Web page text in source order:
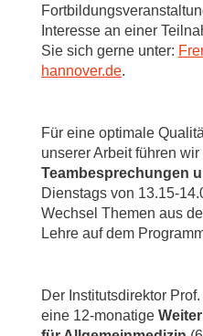
Interesse an einer
Sie sich gerne unter:
hannover.de.
Für eine optimale
unserer Arbeit führen
Teambesprechungen
Dienstags von 13.15-
Wechsel Themen aus
Lehre auf dem
Der Institutsdirektor
eine 12-monatige